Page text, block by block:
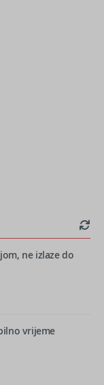
ne izlaze do
vrijeme